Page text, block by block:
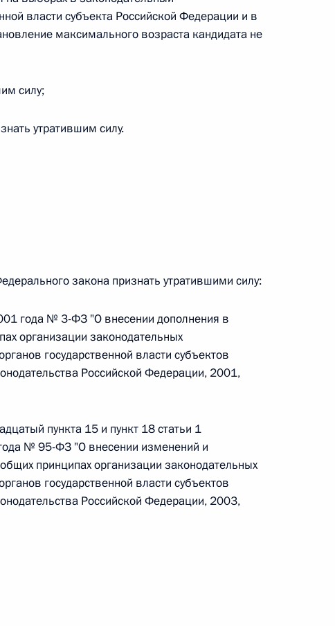
статусе представительств компетентных органов
Федерации и Киргизской Республике
водного транспорта Российской Федерации и статью 1
г. № 266-ФЗ
Федерации «О защите прав потребителей»
г. № 247-ФЗ
Российской Федерации об административных
власти субъекта Российской Федерации и в
максимального возраста кандидата не
силу;
утратившим силу.
закона признать утратившими силу:
года № 3-ФЗ "О внесении дополнения в
организации законодательных
государственной власти субъектов
Российской Федерации, 2001,
пункта 15 и пункт 18 статьи 1
№ 95-ФЗ "О внесении изменений и
принципах организации законодательных
государственной власти субъектов
Российской Федерации, 2003,